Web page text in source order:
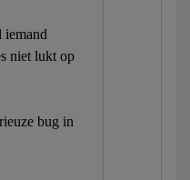
iemand
niet lukt op
bug in